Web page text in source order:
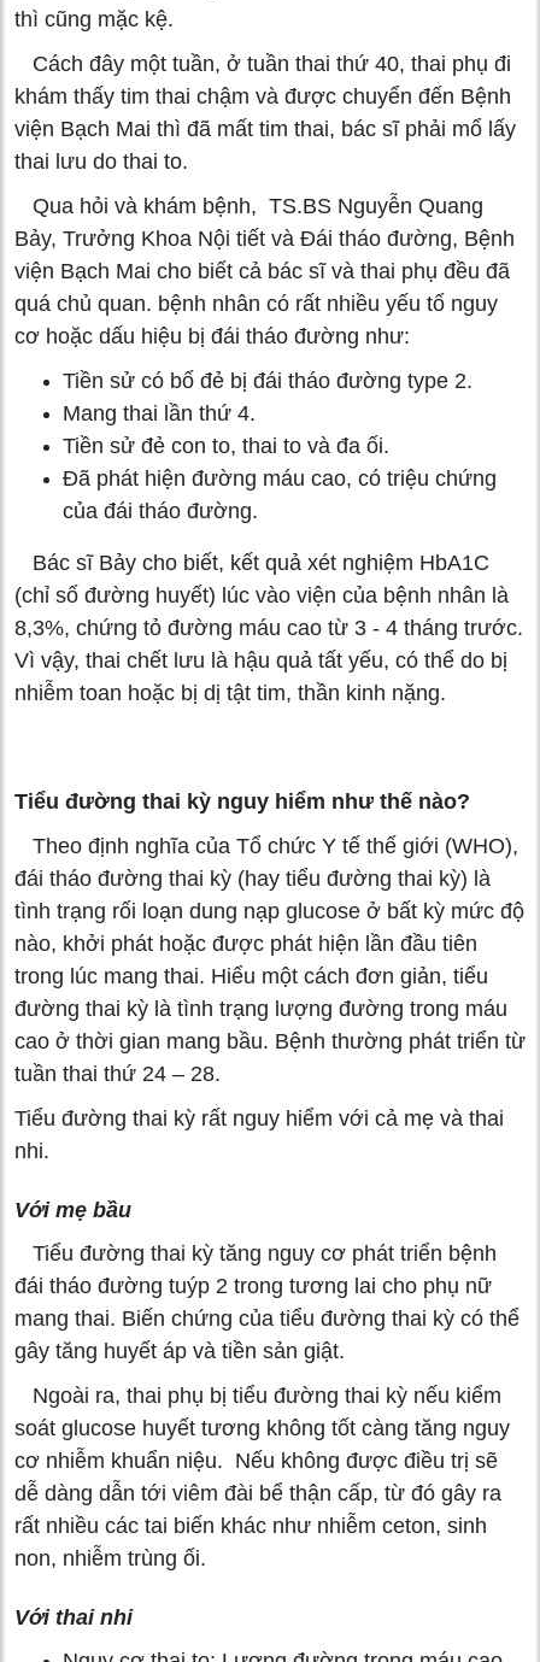
thì cũng mặc kệ.
Cách đây một tuần, ở tuần thai thứ 40, thai phụ đi
khám thấy tim thai chậm và được chuyển đến Bệnh
viện Bạch Mai thì đã mất tim thai, bác sĩ phải mổ lấy
thai lưu do thai to.
Qua hỏi và khám bệnh, TS.BS Nguyễn Quang
Bảy, Trưởng Khoa Nội tiết và Đái tháo đường, Bệnh
viện Bạch Mai cho biết cả bác sĩ và thai phụ đều đã
quá chủ quan. bệnh nhân có rất nhiều yếu tố nguy
cơ hoặc dấu hiệu bị đái tháo đường như:
Tiền sử có bố đẻ bị đái tháo đường type 2.
Mang thai lần thứ 4.
Tiền sử đẻ con to, thai to và đa ối.
Đã phát hiện đường máu cao, có triệu chứng
của đái tháo đường.
Bác sĩ Bảy cho biết, kết quả xét nghiệm HbA1C
(chỉ số đường huyết) lúc vào viện của bệnh nhân là
8,3%, chứng tỏ đường máu cao từ 3 - 4 tháng trước.
Vì vậy, thai chết lưu là hậu quả tất yếu, có thể do bị
nhiễm toan hoặc bị dị tật tim, thần kinh nặng.
Tiểu đường thai kỳ nguy hiểm như thế nào?
Theo định nghĩa của Tổ chức Y tế thế giới (WHO),
đái tháo đường thai kỳ (hay tiểu đường thai kỳ) là
tình trạng rối loạn dung nạp glucose ở bất kỳ mức độ
nào, khởi phát hoặc được phát hiện lần đầu tiên
trong lúc mang thai. Hiểu một cách đơn giản, tiểu
đường thai kỳ là tình trạng lượng đường trong máu
cao ở thời gian mang bầu. Bệnh thường phát triển từ
tuần thai thứ 24 – 28.
Tiểu đường thai kỳ rất nguy hiểm với cả mẹ và thai
nhi.
Với mẹ bầu
Tiểu đường thai kỳ tăng nguy cơ phát triển bệnh
đái tháo đường tuýp 2 trong tương lai cho phụ nữ
mang thai. Biến chứng của tiểu đường thai kỳ có thể
gây tăng huyết áp và tiền sản giật.
Ngoài ra, thai phụ bị tiểu đường thai kỳ nếu kiểm
soát glucose huyết tương không tốt càng tăng nguy
cơ nhiễm khuẩn niệu. Nếu không được điều trị sẽ
dễ dàng dẫn tới viêm đài bể thận cấp, từ đó gây ra
rất nhiều các tai biến khác như nhiễm ceton, sinh
non, nhiễm trùng ối.
Với thai nhi